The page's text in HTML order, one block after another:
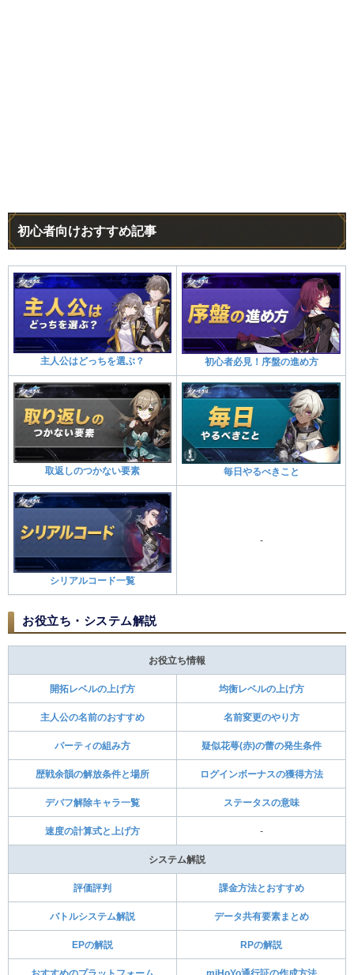
初心者向けおすすめ記事
主人公はどっちを選ぶ？ 初心者必見！序盤の進め方
取返しのつかない要素 毎日やるべきこと
シリアルコード一覧
-
お役立ち・システム解説
お役立ち情報
開拓レベルの上げ方 均衡レベルの上げ方
主人公の名前のおすすめ 名前変更のやり方
パーティの組み方 疑似花萼(赤)の蕾の発生条件
歴戦余韻の解放条件と場所 ログインボーナスの獲得方法
デバフ解除キャラ一覧 ステータスの意味
速度の計算式と上げ方 -
システム解説
評価評判 課金方法とおすすめ
バトルシステム解説 データ共有要素まとめ
EPの解説 RPの解説